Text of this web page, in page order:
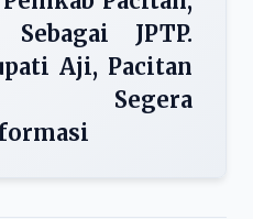
JPTP.
Aji, Pacitan
Segera